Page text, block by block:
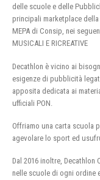
delle scuole e delle
principali marketplace
MEPA di Consip, nei
MUSICALI E RICREATIVE
Decathlon è vicino ai
esigenze di pubblicità
apposita dedicata ai
ufficiali PON.
Offriamo una carta scuola
agevolare lo sport ed
Dal 2016 inoltre,
nelle scuole di ogni ordine